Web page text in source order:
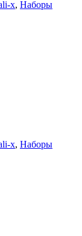
x, Наборы
x, Наборы